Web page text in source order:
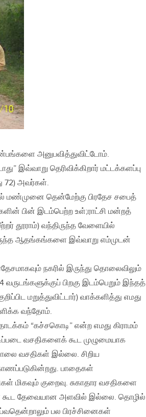
அனுபவித்துவிட்டோம்.
இவ்வாறு தெரிவிக்கிறார் மட்டக்களப்பு
72) அவர்கள்.
மண்முனை தென்மேற்கு பிரதேச சபைத்
பின் இடம்பெற்ற உள்;ராட்சி மன்றத்
தூராம்) வந்திருந்த வேளையில்
ஆதங்கங்களை இவ்வாறு எம்முடன்
நகரில் இருந்து தொலைவிலும்
பிறகு இடம்பெறும் இந்தத்
மறுத்துவிட்டார்) வாக்களித்து எமது
வந்தோம்.
“கச்சகொடி” என்ற எமது கிராமம்
வசதிகளைக் கூட முழுமையாக
வசதிகள் இல்லை. சிறிய
பாதைகள்
மிகவும் குறைவு. சுகாதார வசதிகளை
கூட தேவையான அளவில் இல்லை. தொழில்
பல பிரச்சினைகள்